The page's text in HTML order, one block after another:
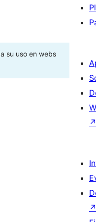
su uso en webs
↗
↗